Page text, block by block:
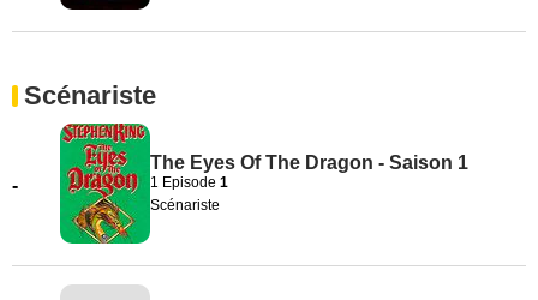
Scénariste
-
The Eyes Of The Dragon - Saison 1
1 Episode 1
Scénariste